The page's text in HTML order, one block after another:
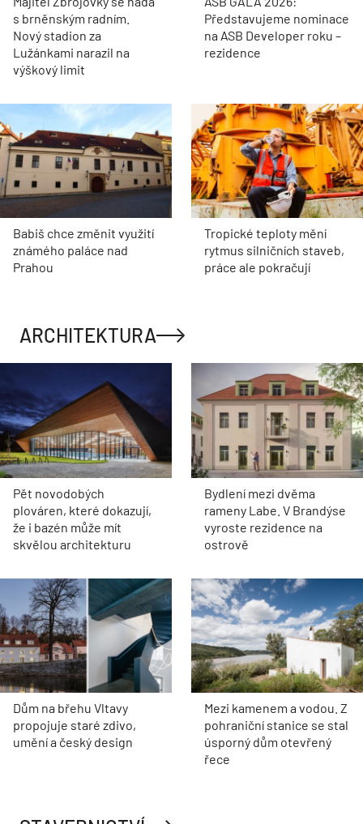
s brněnským radním.
Nový stadion za
Lužánkami narazil na
výškový limit
Představujeme nominace
na ASB Developer roku –
rezidence
Babiš chce změnit využití
známého paláce nad
Prahou
Tropické teploty mění
rytmus silničních staveb,
práce ale pokračují
ARCHITEKTURA
Pět novodobých
plováren, které dokazují,
že i bazén může mít
skvělou architekturu
Bydlení mezi dvěma
rameny Labe. V Brandýse
vyroste rezidence na
ostrově
Dům na břehu Vltavy
propojuje staré zdivo,
umění a český design
Mezi kamenem a vodou. Z
pohraniční stanice se stal
úsporný dům otevřený
řece